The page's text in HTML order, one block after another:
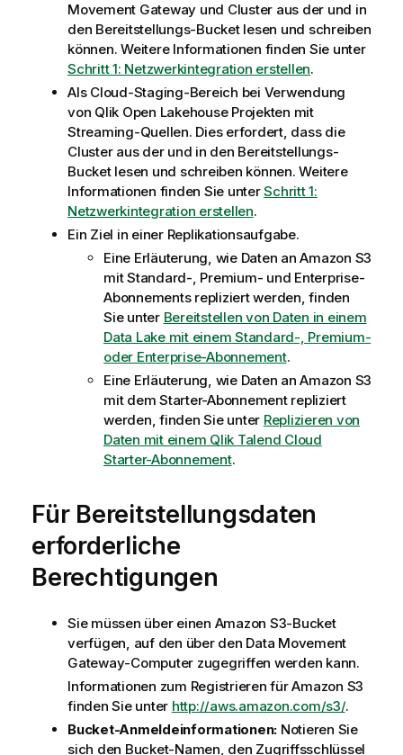
Movement Gateway und Cluster aus der und in
den Bereitstellungs-Bucket lesen und schreiben
können. Weitere Informationen finden Sie unter
Schritt 1: Netzwerkintegration erstellen.
Als Cloud-Staging-Bereich bei Verwendung
von Qlik Open LakehouseProjekten mit
Streaming-Quellen. Dies erfordert, dass die
Cluster aus der und in den Bereitstellungs-
Bucket lesen und schreiben können. Weitere
Informationen finden Sie unterSchritt 1:
Netzwerkintegration erstellen.
Ein Ziel in einer Replikationsaufgabe.
Eine Erläuterung, wie Daten an Amazon S3
mit Standard-, Premium- und Enterprise-
Abonnements repliziert werden, finden
Sie unter Bereitstellen von Daten in einem
Data Lake mit einem Standard-, Premium-
oder Enterprise-Abonnement.
Eine Erläuterung, wie Daten an Amazon S3
mit dem Starter-Abonnement repliziert
werden, finden Sie unter Replizieren von
Daten mit einem Qlik Talend Cloud
Starter-Abonnement.
Für Bereitstellungsdaten
erforderliche
Berechtigungen
Sie müssen über einen Amazon S3-Bucket
verfügen, auf den über den Data Movement
Gateway-Computer zugegriffen werden kann.
Informationen zum Registrieren für Amazon S3
finden Sie unter http://aws.amazon.com/s3/.
Bucket-Anmeldeinformationen: Notieren Sie
sich den Bucket-Namen, den Zugriffsschlüssel